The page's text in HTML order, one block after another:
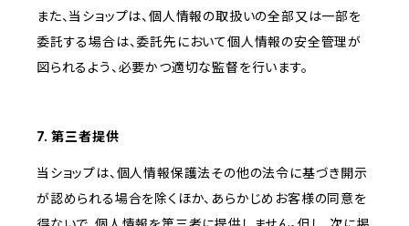
また、当ショップは、個人情報の取扱いの全部又は一部を
委託する場合は、委託先において個人情報の安全管理が
図られるよう、必要かつ適切な監督を行います。
7. 第三者提供
当ショップは、個人情報保護法その他の法令に基づき開示
が認められる場合を除くほか、あらかじめお客様の同意を